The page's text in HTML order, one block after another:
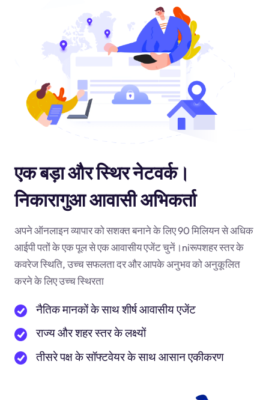
एक बड़ा और स्थिर नेटवर्क।
निकारागुआ आवासी अभिकर्ता
अपने ऑनलाइन व्यापार को सशक्त बनाने के लिए 90 मिलियन से अधिक
आईपी पतों के एक पूल से एक आवासीय एजेंट चुनें।niरूपशहर स्तर के
कवरेज स्थिति, उच्च सफलता दर और आपके अनुभव को अनुकूलित
करने के लिए उच्च स्थिरता
नैतिक मानकों के साथ शीर्ष आवासीय एजेंट
राज्य और शहर स्तर के लक्ष्यों
तीसरे पक्ष के सॉफ्टवेयर के साथ आसान एकीकरण